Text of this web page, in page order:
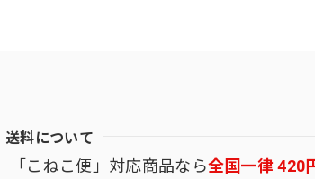
送料について
「こねこ便」対応商品なら全国一律 420